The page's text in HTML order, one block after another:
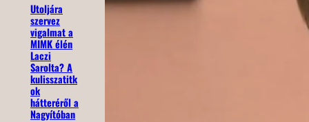
Utoljára
szervez
vigalmat a
MIMK élén
Laczi
Sarolta? A
kulisszatitk
ok
hátteréről a
Nagyítóban